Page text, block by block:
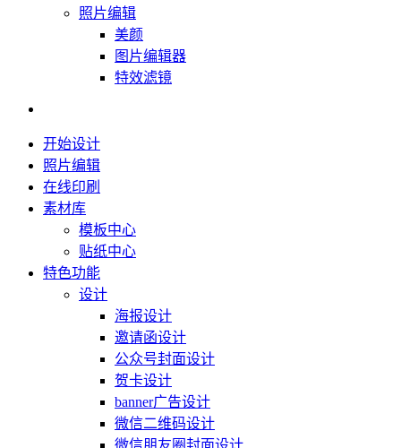
照片编辑
美颜
图片编辑器
特效滤镜
开始设计
照片编辑
在线印刷
素材库
模板中心
贴纸中心
特色功能
设计
海报设计
邀请函设计
公众号封面设计
贺卡设计
banner广告设计
微信二维码设计
微信朋友圈封面设计